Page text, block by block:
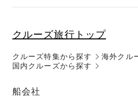
クルーズ旅行トップ
クルーズ特集から探す
国内クルーズから探す
海外クル
船会社